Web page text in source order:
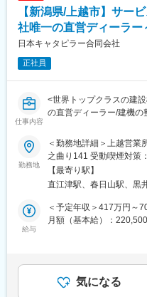
おります。
■キャリアパス：
将来的には支店長や部長
長期的な就業が可能です。
■社員インタビュー：
https://www.inax-
・各種書類の作成、管理
・安全衛生対応、社内イ
＜人事関連業務＞
・採用業務のサポート（
・教育研修の運営サポート
労務人事・労務など一部
して幅広く経験できる環
◆仕事のやりがい
TOPPANグループの中で
われることが魅力です。
事を通じてその勢いを感
組織の成長に合わせて新
やりがいです。自身の成
◆働く環境
【新潟県/上越市】サー
社唯一の直営ディーラー
日本キャタピラー合同会社
正社員
仕事内容
<世界トップクラスの建
の直営ディーラー/建機
■業務内容
当社のプロダクトサポー
スをお任せします。
※全国に建機の整備・メ
■具体的な業務：
オイル交換、バケット取
などのお仕事をご担当い
※エリアごとの顧客を担
勤務地
＜勤務地詳細＞上越営業
之曲り141 受動喫煙対策
る事業所
【最寄り駅】
直江津駅、春日山駅、黒
給与
＜予定年収＞417万円～
月額（基本給）：
を通じて上下する可能
た表記です。気になる